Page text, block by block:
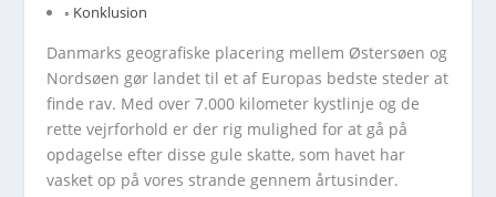
Konklusion
Danmarks geografiske placering mellem Østersøen og
Nordsøen gør landet til et af Europas bedste steder at
finde rav. Med over 7.000 kilometer kystlinje og de
rette vejrforhold er der rig mulighed for at gå på
opdagelse efter disse gule skatte, som havet har
vasket op på vores strande gennem årtusinder.